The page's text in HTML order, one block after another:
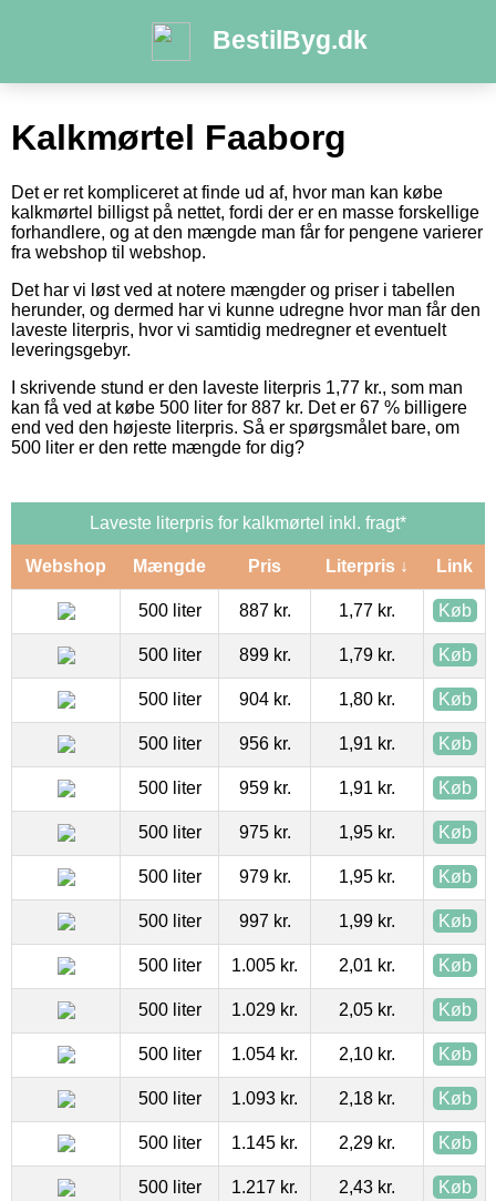
BestilByg.dk
Kalkmørtel Faaborg
Det er ret kompliceret at finde ud af, hvor man kan købe
kalkmørtel billigst på nettet, fordi der er en masse forskellige
forhandlere, og at den mængde man får for pengene varierer
fra webshop til webshop.
Det har vi løst ved at notere mængder og priser i tabellen
herunder, og dermed har vi kunne udregne hvor man får den
laveste literpris, hvor vi samtidig medregner et eventuelt
leveringsgebyr.
I skrivende stund er den laveste literpris 1,77 kr., som man
kan få ved at købe 500 liter for 887 kr. Det er 67 % billigere
end ved den højeste literpris. Så er spørgsmålet bare, om
500 liter er den rette mængde for dig?
Laveste literpris for kalkmørtel inkl. fragt*
Webshop Mængde Pris Literpris ↓ Link
500 liter 887 kr. 1,77 kr. Køb
500 liter 899 kr. 1,79 kr. Køb
500 liter 904 kr. 1,80 kr. Køb
500 liter 956 kr. 1,91 kr. Køb
500 liter 959 kr. 1,91 kr. Køb
500 liter 975 kr. 1,95 kr. Køb
500 liter 979 kr. 1,95 kr. Køb
500 liter 997 kr. 1,99 kr. Køb
500 liter 1.005 kr. 2,01 kr. Køb
500 liter 1.029 kr. 2,05 kr. Køb
500 liter 1.054 kr. 2,10 kr. Køb
500 liter 1.093 kr. 2,18 kr. Køb
500 liter 1.145 kr. 2,29 kr. Køb
500 liter 1.217 kr. 2,43 kr. Køb